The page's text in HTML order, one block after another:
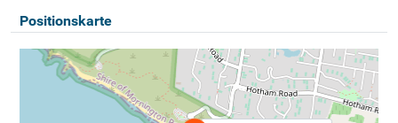
Positionskarte